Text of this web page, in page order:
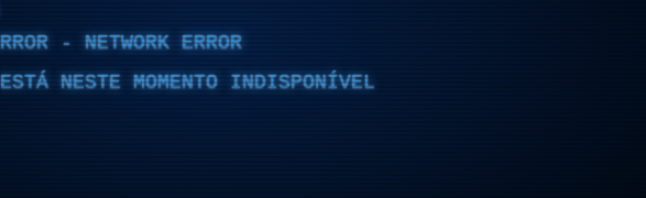
- NETWORK ERROR
NESTE MOMENTO INDISPONÍVEL